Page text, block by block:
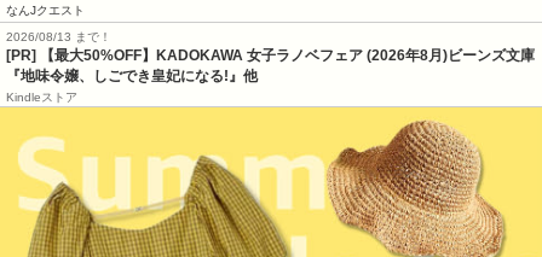
なんJクエスト
2026/08/13 まで！
[PR] 【最大50%OFF】KADOKAWA 女子ラノベフェア (2026年8月)ビーンズ文庫
『地味令嬢、しごでき皇妃になる!』他
Kindleストア